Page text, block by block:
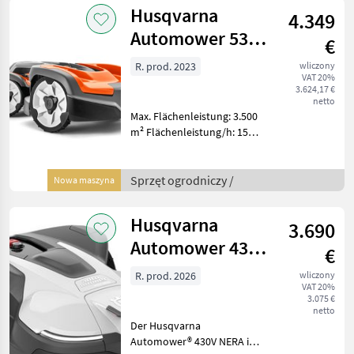
Nowa maszyna
Husqvarna
Automower 535
AWD
**LAGERABVERKAUF**
4.349
€
wliczony
VAT 20%
3.624,17 €
netto
R. prod. 2023
Max. Flächenleistung: 3.500
m² Flächenleistung/h: 150
V Ø Ladezeit: 45 min Ø
Mähdauer: 145 min
Sprzęt ogrodniczy /
Husqvarna
Automower 430V
Nera mit Kamera
3.690
€
wliczony
VAT 20%
3.075 €
netto
R. prod. 2026
Der Husqvarna
Automower® 430V NERA ist